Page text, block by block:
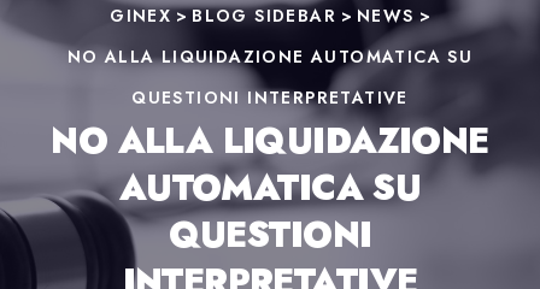
GINEX>BLOG SIDEBAR > NEWS >
NO ALLA LIQUIDAZIONE AUTOMATICA SU
QUESTIONI INTERPRETATIVE
NO ALLA LIQUIDAZIONE
AUTOMATICA SU
QUESTIONI